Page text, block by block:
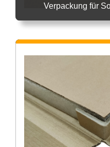
Verpackung für